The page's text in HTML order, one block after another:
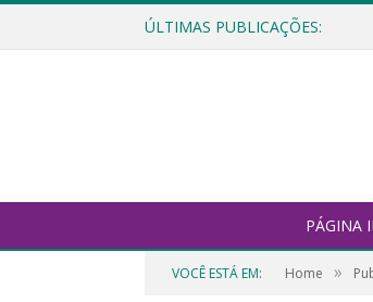
ÚLTIMAS PUBLICAÇÕES:
PÁGINA
VOCÊ ESTÁ EM: Home »